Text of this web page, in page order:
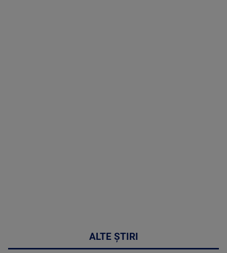
ALTE ȘTIRI